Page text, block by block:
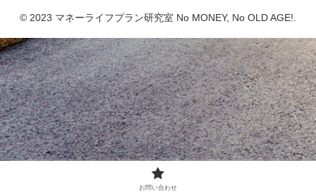
© 2023 マネーライフプラン研究室 No MONEY, No OLD AGE!.
お問い合わせ